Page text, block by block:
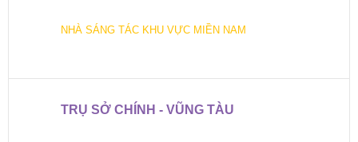
NHÀ SÁNG TÁC KHU VỰC MIỀN NAM
TRỤ SỞ CHÍNH - VŨNG TÀU